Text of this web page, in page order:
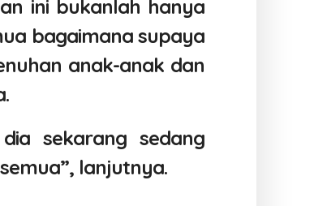
ini bukanlah hanya
bagaimana supaya
anak-anak dan
sekarang sedang
lanjutnya.